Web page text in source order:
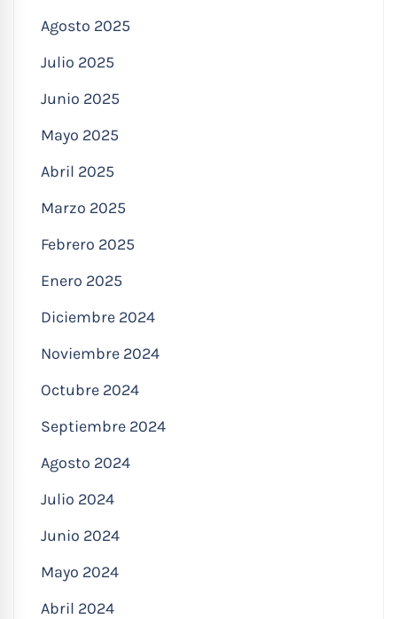
Agosto 2025
Julio 2025
Junio 2025
Mayo 2025
Abril 2025
Marzo 2025
Febrero 2025
Enero 2025
Diciembre 2024
Noviembre 2024
Octubre 2024
Septiembre 2024
Agosto 2024
Julio 2024
Junio 2024
Mayo 2024
Abril 2024